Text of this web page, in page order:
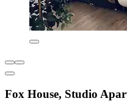
Fox House, Studio